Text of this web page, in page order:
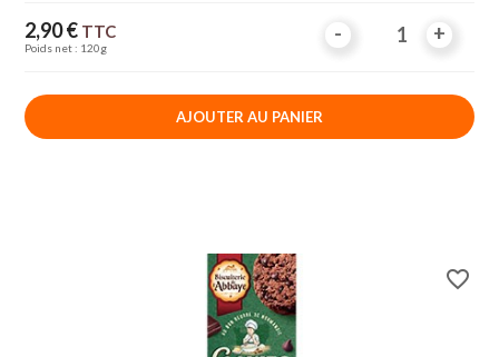
Prix
2,90 € TTC
Poids net : 120g
- +
- +
AJOUTER AU PANIER
favorite_border